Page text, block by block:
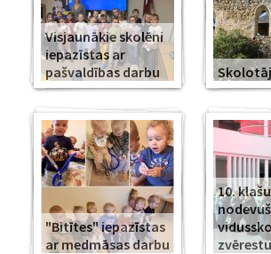
Visjaunākie skolēni
iepazīstas ar
pašvaldības darbu
"Bitītes" iepazīstas
ar medmāsas darbu
10.
zvērestu